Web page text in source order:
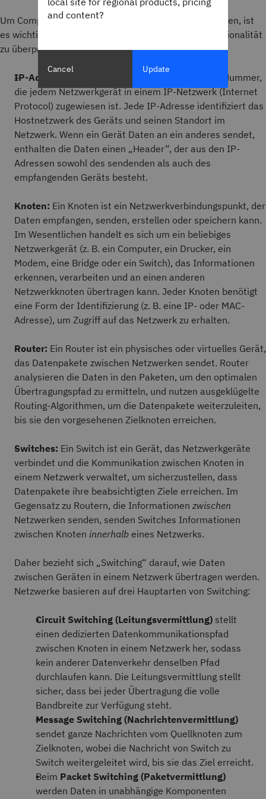
Um Computernetzwerke in vollem Umfang zu verstehen, ist
es wichtig, die Netzwerkkomponenten und ihre Funktionalität
zu überprüfen. Dazu gehören folgende Komponenten:
IP-Adresse:
Eine IP-Adresse ist eine eindeutige Nummer,
die jedem Netzwerkgerät in einem IP-Netzwerk (Internet
Protocol) zugewiesen ist. Jede IP-Adresse identifiziert das
Hostnetzwerk des Geräts und seinen Standort im
Netzwerk. Wenn ein Gerät Daten an ein anderes sendet,
enthalten die Daten einen „Header“, der aus den IP-
Adressen sowohl des sendenden als auch des
empfangenden Geräts besteht.
Knoten: Ein Knoten ist ein Netzwerkverbindungspunkt, der
Daten empfangen, senden, erstellen oder speichern kann.
Im Wesentlichen handelt es sich um ein beliebiges
Netzwerkgerät (z. B. ein Computer, ein Drucker, ein
Modem, eine Bridge oder ein Switch), das Informationen
erkennen, verarbeiten und an einen anderen
Netzwerkknoten übertragen kann. Jeder Knoten benötigt
eine Form der Identifizierung (z. B. eine IP- oder MAC-
Adresse), um Zugriff auf das Netzwerk zu erhalten.
Router: Ein Router ist ein physisches oder virtuelles Gerät,
das Datenpakete zwischen Netzwerken sendet. Router
analysieren die Daten in den Paketen, um den optimalen
Übertragungspfad zu ermitteln, und nutzen ausgeklügelte
Routing-Algorithmen, um die Datenpakete weiterzuleiten,
bis sie den vorgesehenen Zielknoten erreichen.
Switches: Ein Switch ist ein Gerät, das Netzwerkgeräte
verbindet und die Kommunikation zwischen Knoten in
einem Netzwerk verwaltet, um sicherzustellen, dass
Datenpakete ihre beabsichtigten Ziele erreichen. Im
Gegensatz zu Routern, die Informationen zwischen
Netzwerken senden, senden Switches Informationen
zwischen Knoten innerhalb eines Netzwerks.
Daher bezieht sich „Switching“ darauf, wie Daten
zwischen Geräten in einem Netzwerk übertragen werden.
Netzwerke basieren auf drei Hauptarten von Switching:
Circuit Switching (Leitungsvermittlung) stellt
einen dedizierten Datenkommunikationspfad
zwischen Knoten in einem Netzwerk her, sodass
kein anderer Datenverkehr denselben Pfad
durchlaufen kann. Die Leitungsvermittlung stellt
sicher, dass bei jeder Übertragung die volle
Bandbreite zur Verfügung steht.
Message Switching (Nachrichtenvermittlung)
sendet ganze Nachrichten vom Quellknoten zum
Zielknoten, wobei die Nachricht von Switch zu
Switch weitergeleitet wird, bis sie das Ziel erreicht.
Beim Packet Switching (Paketvermittlung)
werden Daten in unabhängige Komponenten
and content?
Cancel Update